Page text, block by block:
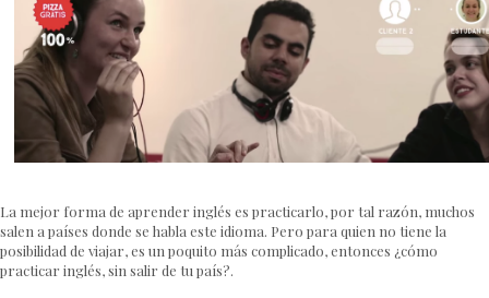
La mejor forma de aprender inglés es practicarlo, por tal razón, muchos
salen a países donde se habla este idioma. Pero para quien no tiene la
posibilidad de viajar, es un poquito más complicado, entonces ¿cómo
practicar inglés, sin salir de tu país?.